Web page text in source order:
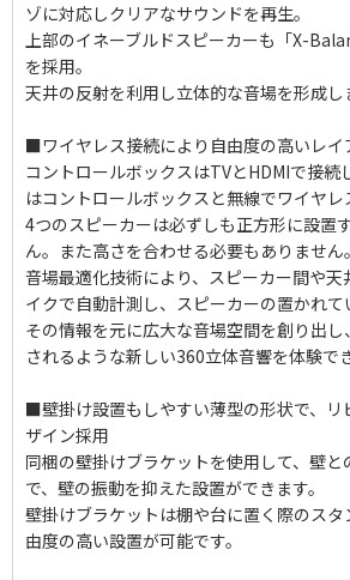
ゾに対応しクリアなサウンドを再生。
上部のイネーブルドスピーカーも「X-
を採用。
天井の反射を利用し立体的な音場を形成し
■ワイヤレス接続により自由度の高いレイ
コントロールボックスはTVとHDMIで接続
はコントロールボックスと無線でワイヤレ
4つのスピーカーは必ずしも正方形に設置
ん。また高さを合わせる必要もありません。
音場最適化技術により、スピーカー間や
イクで自動計測し、スピーカーの置かれて
その情報を元に広大な音場空間を創り出
されるような新しい360立体音響を体験で
■壁掛け設置もしやすい薄型の形状で、リ
ザイン採用
同梱の壁掛けブラケットを使用して、壁と
で、壁の振動を抑えた設置ができます。
壁掛けブラケットは棚や台に置く際のス
由度の高い設置が可能です。